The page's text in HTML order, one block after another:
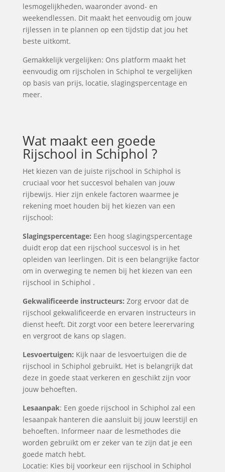
lesmogelijkheden, waaronder avond- en
weekendlessen. Dit maakt het eenvoudig om jouw
rijlessen in te plannen op een tijdstip dat jou het
beste uitkomt.
Gemakkelijk vergelijken: Ons platform maakt het
eenvoudig om rijscholen in Schiphol te vergelijken
op basis van prijs, locatie, slagingspercentage en
meer.
Wat maakt een goede
Rijschool in Schiphol ?
Het kiezen van de juiste rijschool in Schiphol is
cruciaal voor het succesvol behalen van jouw
rijbewijs. Hier zijn enkele factoren waarmee je
rekening moet houden bij het kiezen van een
rijschool:
Slagingspercentage: Een hoog slagingspercentage
duidt erop dat een rijschool succesvol is in het
opleiden van leerlingen. Dit is een belangrijke factor
om in overweging te nemen bij het kiezen van een
rijschool in Schiphol .
Gekwalificeerde instructeurs: Zorg ervoor dat de
rijschool gekwalificeerde en ervaren instructeurs in
dienst heeft. Dit zorgt voor een betere leerervaring
en vergroot de kans op slagen.
Lesvoertuigen: Kijk naar de lesvoertuigen die de
rijschool in Schiphol gebruikt. Het is belangrijk dat
deze in goede staat verkeren en geschikt zijn voor
jouw behoeften.
Lesaanpak: Een goede rijschool in Schiphol zal een
lesaanpak hanteren die aansluit bij jouw leerstijl en
behoeften. Informeer naar de lesmethodes die
worden gebruikt om er zeker van te zijn dat je een
goede match hebt.
Locatie: Kies bij voorkeur een rijschool in Schiphol